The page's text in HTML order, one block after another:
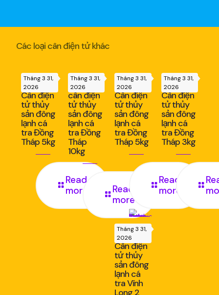
Các loại cân điện tử khác
Tháng 3 31,
2026
Cân điện
tử thủy
sản đông
lạnh cá
tra Đồng
Tháp 5kg
Read
more
Tháng 3 31,
2026
cân điện
tử thủy
sản đông
lạnh cá
tra Đồng
Tháp
10kg
Read
more
Tháng 3 31,
2026
Cân điện
tử thủy
sản đông
lạnh cá
tra Đồng
Tháp 5kg
Read
more
Tháng 3 31,
2026
Cân điện
tử thủy
sản đông
lạnh cá
tra Đồng
Tháp 3kg
Tháng 3 31,
2026
Cân điện
tử thủy
sản đông
lạnh cá
tra Vĩnh